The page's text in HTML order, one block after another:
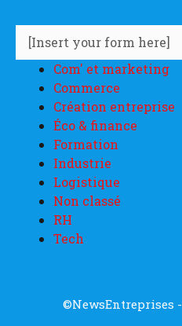
[Insert your form here]
Com' et marketing
Commerce
Création entreprise
Éco & finance
Formation
Industrie
Logistique
Non classé
RH
Tech
©NewsEntreprises -